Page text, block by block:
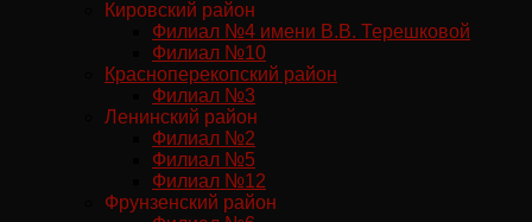
Кировский район
Филиал №4 имени В.В. Терешковой
Филиал №10
Красноперекопский район
Филиал №3
Ленинский район
Филиал №2
Филиал №5
Филиал №12
Фрунзенский район